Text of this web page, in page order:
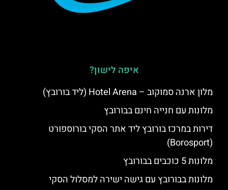
איפה לישון?
מלון ארנה סמוקוב – Hotel Arena (ליד בורובץ)
מלונות עם חנייה חינם בבורובץ
דירות במרכז בורובץ ליד אתר הסקי בורוספורט
(Borosport)
מלונות 5 כוכבים בבורובץ
מלונות בבורובץ עם גישה ישירה למסלול הסקי